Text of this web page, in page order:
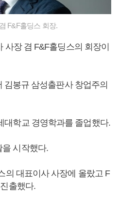
F&F홀딩스 회장.
사장 겸 F&F홀딩스의 회장이
김봉규 삼성출판사 창업주의
대학교 경영학과를 졸업했다.
시작했다.
의 대표이사 사장에 올랐고 F
출했다.